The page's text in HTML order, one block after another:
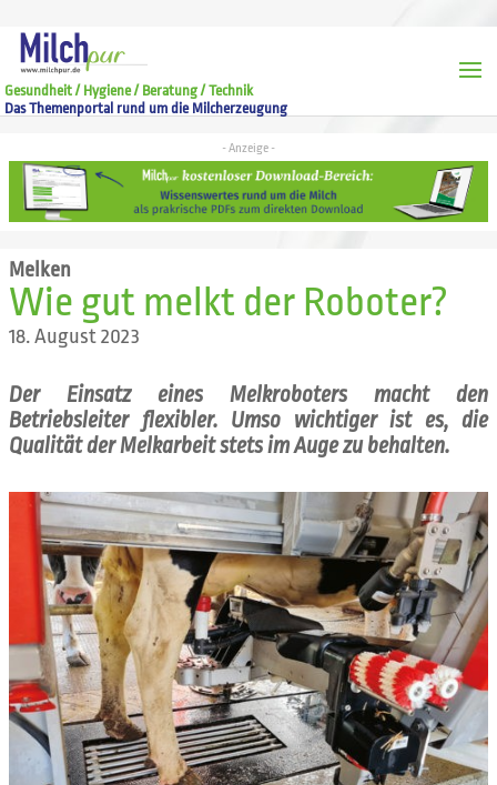
Gesundheit / Hygiene / Beratung / Technik
Das Themenportal rund um die Milcherzeugung
Melken
Wie gut melkt der Roboter?
18. August 2023
Der Einsatz eines Melkroboters macht den
Betriebsleiter flexibler. Umso wichtiger ist es, die
Qualität der Melkarbeit stets im Auge zu behalten.